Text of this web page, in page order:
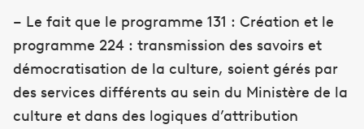
– Le fait que le programme 131 : Création et le
programme 224 : transmission des savoirs et
démocratisation de la culture, soient gérés par
des services différents au sein du Ministère de la
culture et dans des logiques d’attribution